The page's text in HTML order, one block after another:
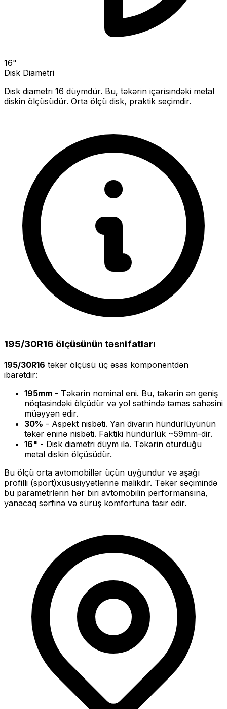
16"
Disk Diametri
Disk diametri 16 düymdür. Bu, təkərin içərisindəki metal
diskin ölçüsüdür. Orta ölçü disk, praktik seçimdir.
195/30R16 ölçüsünün təsnifatları
195/30R16 təkər ölçüsü üç əsas komponentdən
ibarətdir:
195mm - Təkərin nominal eni. Bu, təkərin ən geniş
nöqtəsindəki ölçüdür və yol səthində təmas sahəsini
müəyyən edir.
30% - Aspekt nisbəti. Yan divarın hündürlüyünün
təkər eninə nisbəti. Faktiki hündürlük ~59mm-dir.
16" - Disk diametri düym ilə. Təkərin oturduğu
metal diskin ölçüsüdür.
Bu ölçü orta avtomobillər üçün uyğundur və aşağı
profilli (sport)xüsusiyyətlərinə malikdir. Təkər seçimində
bu parametrlərin hər biri avtomobilin performansına,
yanacaq sərfinə və sürüş komfortuna təsir edir.